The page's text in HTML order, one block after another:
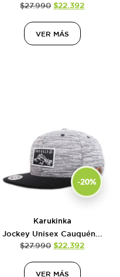
$27.990 $22.392
VER MÁS
-20%
Karukinka
Jockey Unisex Cauquén...
$27.990 $22.392
VER MÁS